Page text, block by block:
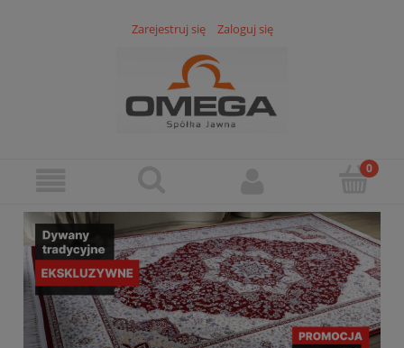
Zarejestruj się Zaloguj się